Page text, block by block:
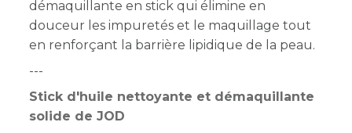
démaquillante en stick qui élimine en
douceur les impuretés et le maquillage tout
en renforçant la barrière lipidique de la peau.
---
Stick d'huile nettoyante et démaquillante
solide de JOD